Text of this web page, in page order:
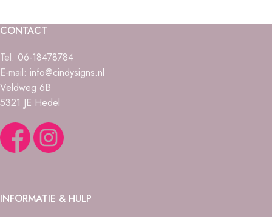
CONTACT
Tel: 06-18478784
E-mail: info@cindysigns.nl
Veldweg 6B
5321 JE Hedel
INFORMATIE & HULP